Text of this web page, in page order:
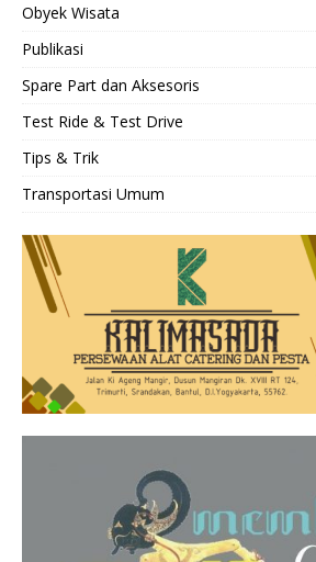
Obyek Wisata
Publikasi
Spare Part dan Aksesoris
Test Ride & Test Drive
Tips & Trik
Transportasi Umum